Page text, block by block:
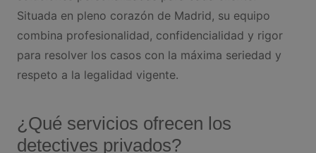
Situada en pleno corazón de Madrid, su equipo
combina profesionalidad, confidencialidad y rigor
para resolver los casos con la máxima seriedad y
respeto a la legalidad vigente.
¿Qué servicios ofrecen los
detectives privados?